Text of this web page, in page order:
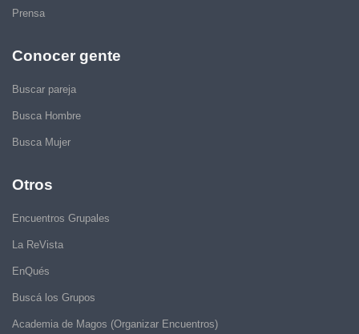
Prensa
Conocer gente
Buscar pareja
Busca Hombre
Busca Mujer
Otros
Encuentros Grupales
La ReVista
EnQués
Buscá los Grupos
Academia de Magos (Organizar Encuentros)